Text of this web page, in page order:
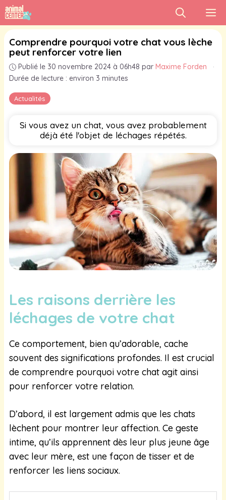
Aller
au
contenu
Actualités
Comprendre pourquoi votre chat vous lèche
peut renforcer votre lien
Publié le 30 novembre 2024 à 06h48 par Maxime Forden
·
Durée de lecture : environ 3 minutes
Si vous avez un chat, vous avez probablement
déjà été l'objet de léchages répétés.
Les raisons derrière les
léchages de votre chat
Ce comportement, bien qu’adorable, cache
souvent des significations profondes. Il est crucial
de comprendre pourquoi votre chat agit ainsi
pour renforcer votre relation.
D’abord, il est largement admis que les chats
lèchent pour montrer leur affection. Ce geste
intime, qu’ils apprennent dès leur plus jeune âge
avec leur mère, est une façon de tisser et de
renforcer les liens sociaux.